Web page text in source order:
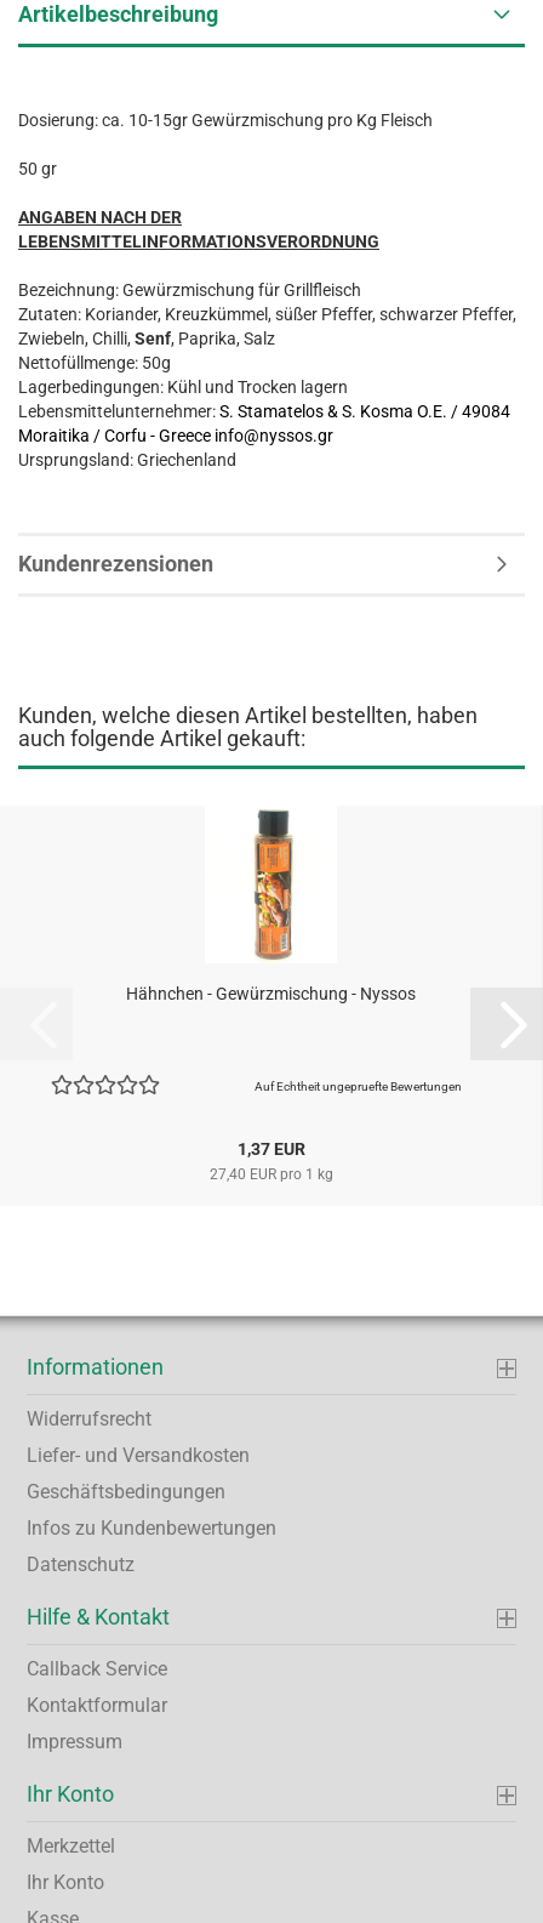
Artikelbeschreibung
Dosierung: ca. 10-15gr Gewürzmischung pro Kg Fleisch
50 gr
ANGABEN NACH DER
LEBENSMITTELINFORMATIONSVERORDNUNG
Bezeichnung: Gewürzmischung für Grillfleisch
Zutaten: Koriander, Kreuzkümmel, süßer Pfeffer, schwarzer Pfeffer,
Zwiebeln, Chilli, Senf, Paprika, Salz
Nettofüllmenge: 50g
Lagerbedingungen: Kühl und Trocken lagern
Lebensmittelunternehmer:S. Stamatelos & S. Kosma O.E. / 49084
Moraitika / Corfu - Greece info@nyssos.gr
Ursprungsland: Griechenland
Kundenrezensionen
Kunden, welche diesen Artikel bestellten, haben
auch folgende Artikel gekauft:
Hähnchen - Gewürzmischung - Nyssos
Auf Echtheit ungepruefte Bewertungen
1,37 EUR
27,40 EUR pro 1 kg
Informationen
Widerrufsrecht
Liefer- und Versandkosten
Geschäftsbedingungen
Infos zu Kundenbewertungen
Datenschutz
Hilfe & Kontakt
Callback Service
Kontaktformular
Impressum
Ihr Konto
Merkzettel
Ihr Konto